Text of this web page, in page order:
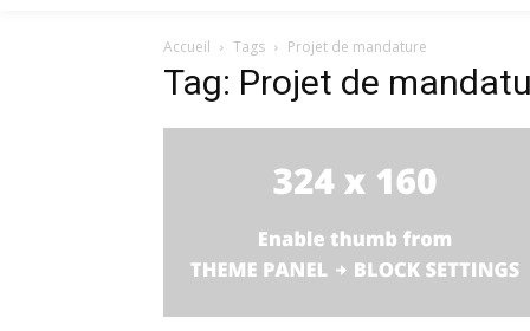
Accueil Tags Projet de mandature
Tag: Projet de